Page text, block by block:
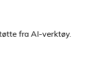
fra AI-verktøy.